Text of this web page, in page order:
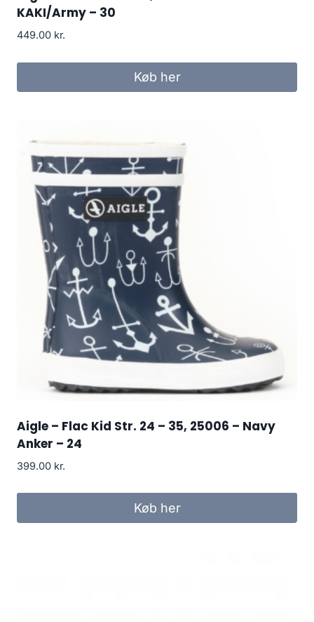
KAKI/Army – 30
449.00 kr.
Køb her
Aigle – Flac Kid Str. 24 – 35, 25006 – Navy
Anker – 24
399.00 kr.
Køb her